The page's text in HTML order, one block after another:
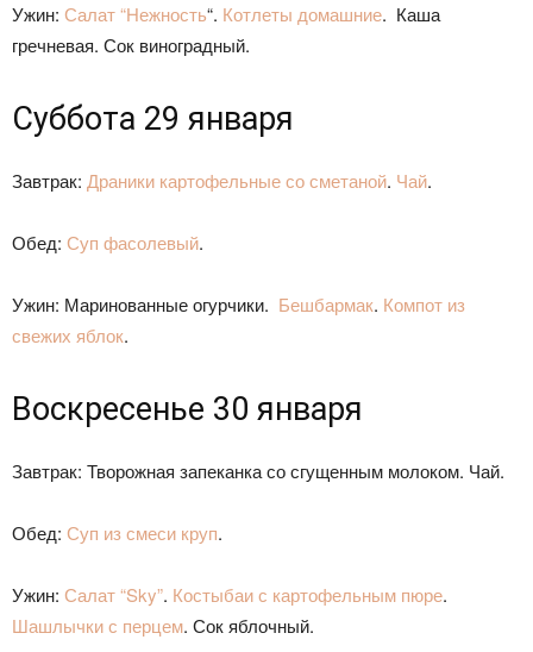
Ужин: Салат “Нежность“. Котлеты домашние. Каша
гречневая. Сок виноградный.
Суббота 29 января
Завтрак: Драники картофельные со сметаной. Чай.
Обед: Суп фасолевый.
Ужин: Маринованные огурчики. Бешбармак. Компот из
свежих яблок.
Воскресенье 30 января
Завтрак: Творожная запеканка со сгущенным молоком. Чай.
Обед: Суп из смеси круп.
Ужин: Салат “Sky”. Костыбаи с картофельным пюре.
Шашлычки с перцем. Сок яблочный.